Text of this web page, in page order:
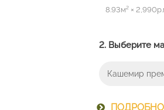
8.93м² × 2,990
2. Выберите
ПОДРОБНО